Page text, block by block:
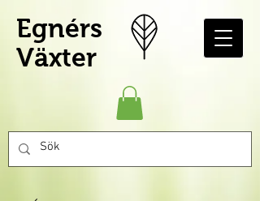
Egnérs
Växter